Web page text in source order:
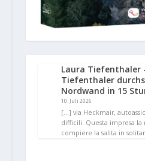
Laura Tiefenthaler
Tiefenthaler
Nordwand in 15
10. Juli 2026
[…] via Heckmair,
difficili. Questa impresa la
compiere la salita in